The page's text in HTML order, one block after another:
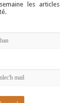
les